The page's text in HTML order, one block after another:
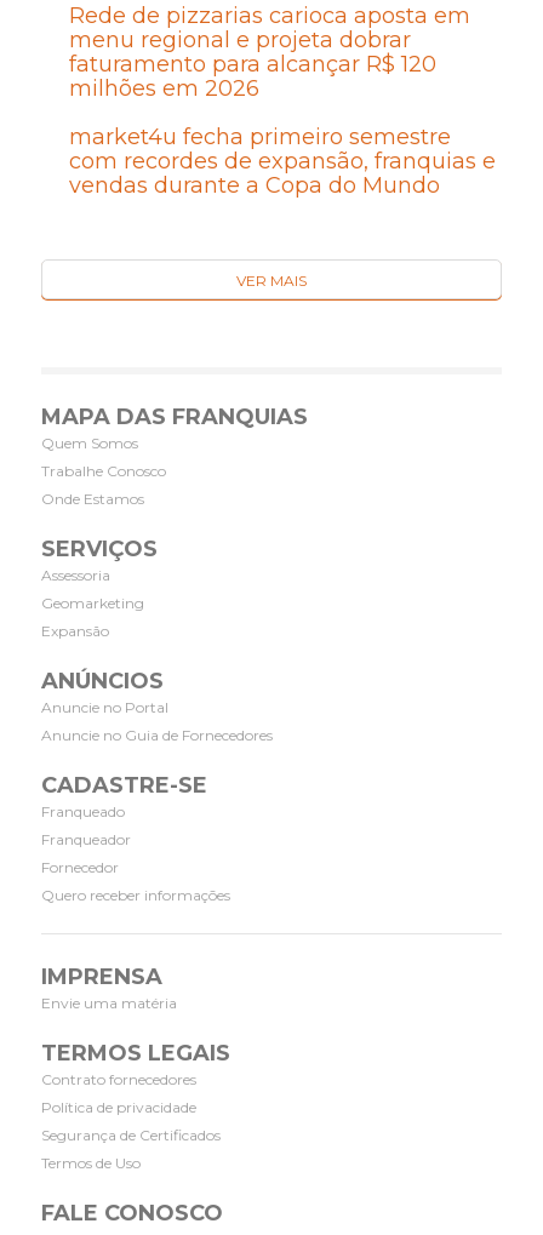
Rede de pizzarias carioca aposta em
menu regional e projeta dobrar
faturamento para alcançar R$ 120
milhões em 2026
market4u fecha primeiro semestre
com recordes de expansão, franquias e
vendas durante a Copa do Mundo
VER MAIS
MAPA DAS FRANQUIAS
Quem Somos
Trabalhe Conosco
Onde Estamos
SERVIÇOS
Assessoria
Geomarketing
Expansão
ANÚNCIOS
Anuncie no Portal
Anuncie no Guia de Fornecedores
CADASTRE-SE
Franqueado
Franqueador
Fornecedor
Quero receber informações
IMPRENSA
Envie uma matéria
TERMOS LEGAIS
Contrato fornecedores
Política de privacidade
Segurança de Certificados
Termos de Uso
FALE CONOSCO